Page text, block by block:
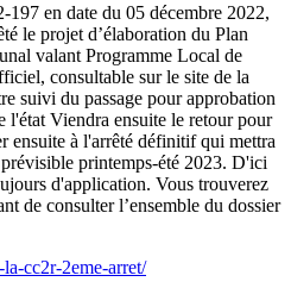
en date du 05 décembre 2022,
le projet d’élaboration du Plan
valant Programme Local de
consultable sur le site de la
suivi du passage pour approbation
l'état Viendra ensuite le retour pour
ensuite à l'arrêté définitif qui mettra
printemps-été 2023. D'ici
d'application. Vous trouverez
de consulter l’ensemble du dossier
cc2r-2eme-arret/